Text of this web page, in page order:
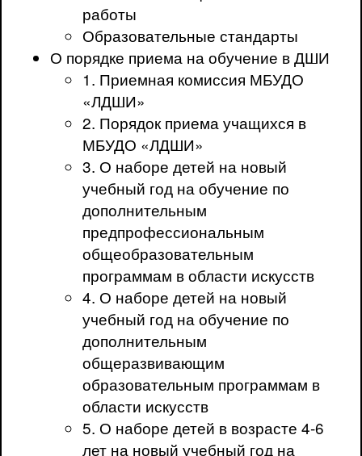
работы
Образовательные стандарты
О порядке приема на обучение в ДШИ
1. Приемная комиссия МБУДО
«ЛДШИ»
2. Порядок приема учащихся в
МБУДО «ЛДШИ»
3. О наборе детей на новый
учебный год на обучение по
дополнительным
предпрофессиональным
общеобразовательным
программам в области искусств
4. О наборе детей на новый
учебный год на обучение по
дополнительным
общеразвивающим
образовательным программам в
области искусств
5. О наборе детей в возрасте 4-6
лет на новый учебный год на